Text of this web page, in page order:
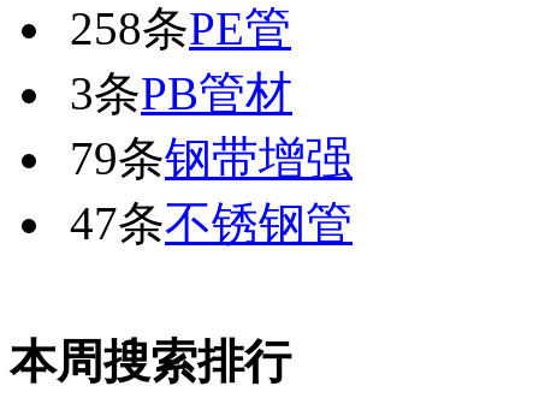
258条PE管
3条PB管材
79条钢带增强
47条不锈钢管
本周搜索排行